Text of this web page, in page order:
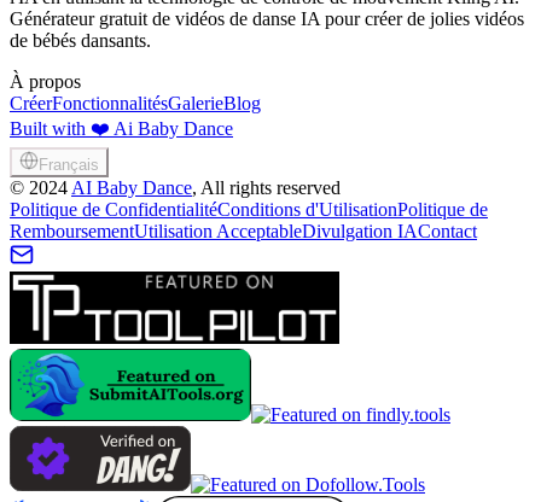
Générateur gratuit de vidéos de danse IA pour créer de jolies vidéos
de bébés dansants.
À propos
CréerFonctionnalitésGalerieBlog
Built with ❤️ Ai Baby Dance
Français
© 2024 AI Baby Dance, All rights reserved
Politique de ConfidentialitéConditions d'UtilisationPolitique de
RemboursementUtilisation AcceptableDivulgation IAContact